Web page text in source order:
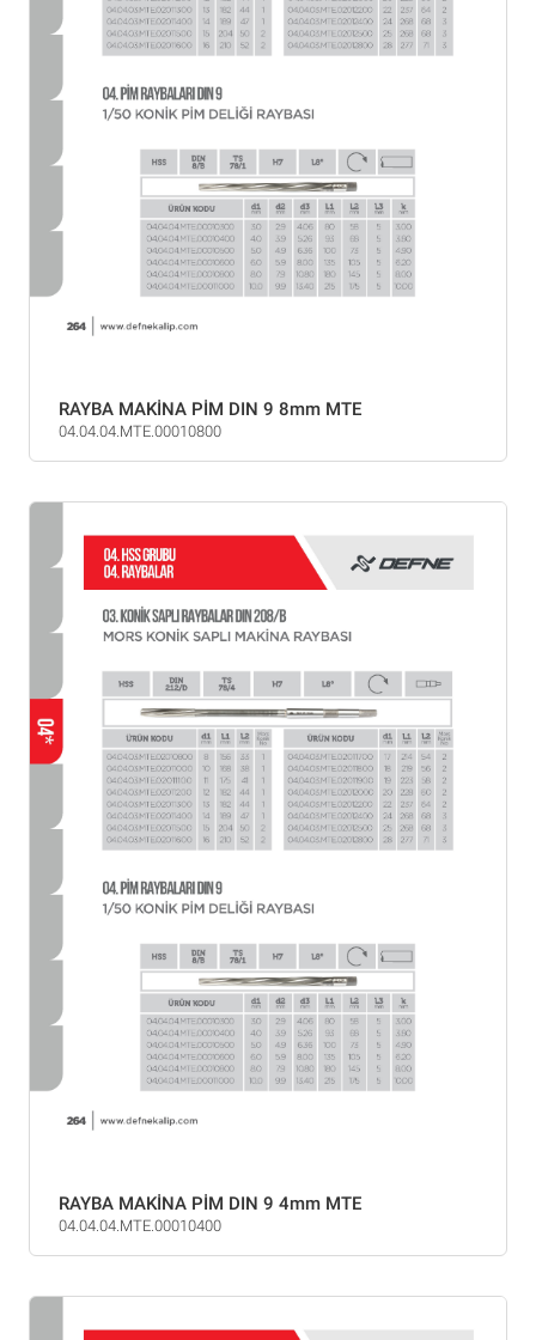
RAYBA MAKİNA PİM DIN 9 8mm MTE
04.04.04.MTE.00010800
RAYBA MAKİNA PİM DIN 9 4mm MTE
04.04.04.MTE.00010400